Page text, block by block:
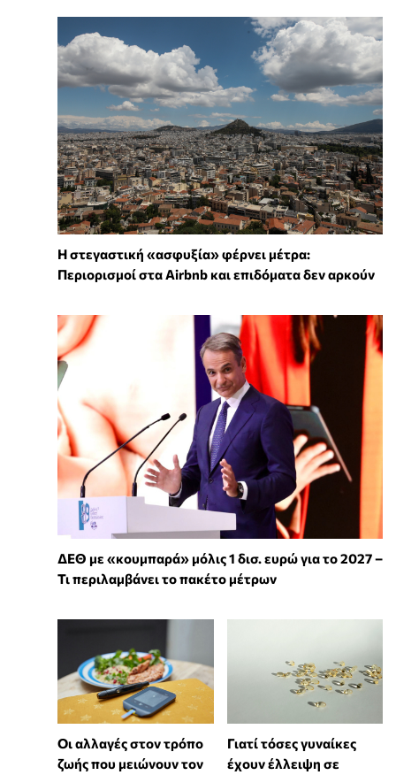
Η στεγαστική «ασφυξία» φέρνει μέτρα:
Περιορισμοί στα Airbnb και επιδόματα δεν αρκούν
ΔΕΘ με «κουμπαρά» μόλις 1 δισ. ευρώ για το 2027 –
Τι περιλαμβάνει το πακέτο μέτρων
Οι αλλαγές στον τρόπο
ζωής που μειώνουν τον
Γιατί τόσες γυναίκες
έχουν έλλειψη σε